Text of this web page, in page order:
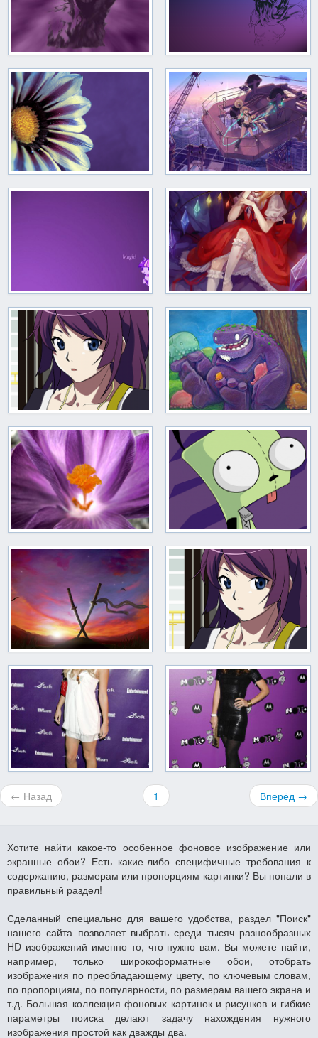
← Назад 1 Вперёд →
Хотите найти какое-то особенное фоновое изображение или
экранные обои? Есть какие-либо специфичные требования к
содержанию, размерам или пропорциям картинки? Вы попали в
правильный раздел!
Сделанный специально для вашего удобства, раздел "Поиск"
нашего сайта позволяет выбрать среди тысяч разнообразных
HD изображений именно то, что нужно вам. Вы можете найти,
например, только широкоформатные обои, отобрать
изображения по преобладающему цвету, по ключевым словам,
по пропорциям, по популярности, по размерам вашего экрана и
т.д. Большая коллекция фоновых картинок и рисунков и гибкие
параметры поиска делают задачу нахождения нужного
изображения простой как дважды два.